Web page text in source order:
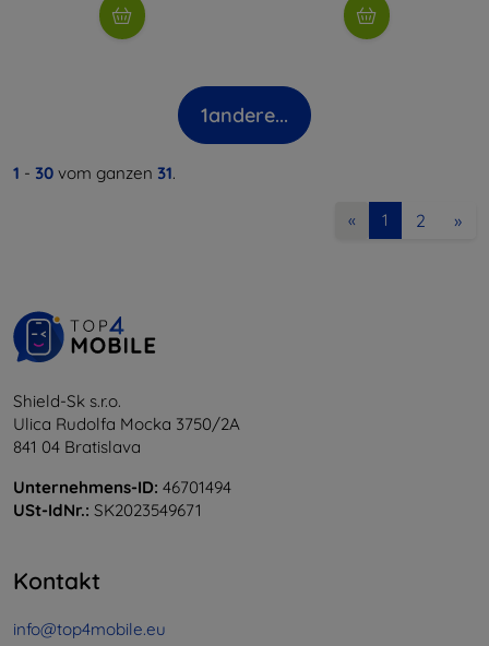
1andere...
1 - 30 vom ganzen 31.
« 1 2 »
Shield-Sk s.r.o.
Ulica Rudolfa Mocka 3750/2A
841 04 Bratislava
Unternehmens-ID: 46701494
USt-IdNr.: SK2023549671
Kontakt
info@top4mobile.eu